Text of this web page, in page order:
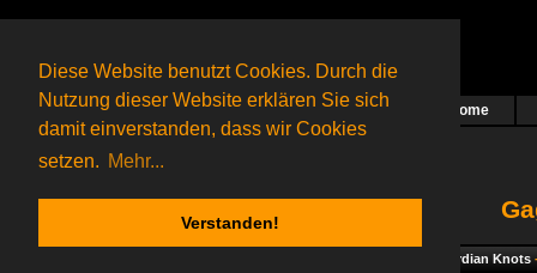
Diese Website benutzt Cookies. Durch die
Nutzung dieser Website erklären Sie sich
damit einverstanden, dass wir Cookies
setzen. Mehr...
Verstanden!
Das nächste Rätsel ist in Arbeit Home
85 Gagolganeronline(0 registrierte und 85 Gäste)
Gagolganer:
9732Rätsel online:
Gagolga - Gordian Knots